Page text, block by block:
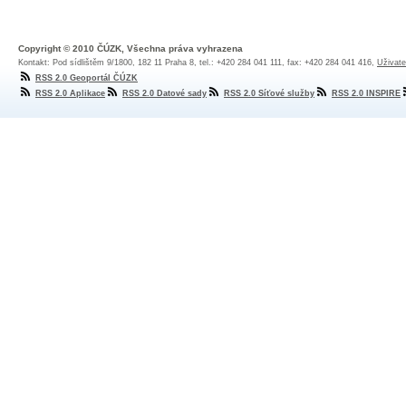
Copyright © 2010 ČÚZK, Všechna práva vyhrazena
Kontakt: Pod sídlištěm 9/1800, 182 11 Praha 8, tel.: +420 284 041 111, fax: +420 284 041 416,
RSS 2.0 Geoportál ČÚZK
RSS 2.0 Aplikace
RSS 2.0 Datové sady RSS 2.0 Síťové služby RSS 2.0 INSPIRE